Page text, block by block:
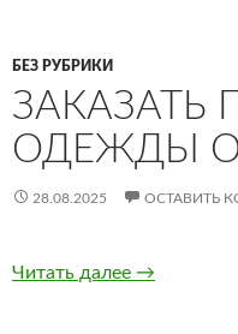
БЕЗ РУБРИКИ
ЗАКАЗАТЬ
ОДЕЖДЫ
28.08.2025 ОСТАВИТЬ
Читать далее Заказать
→